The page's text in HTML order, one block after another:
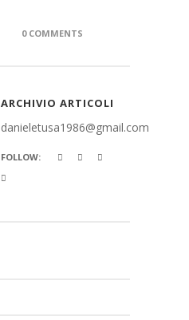
0 COMMENTS
ARCHIVIO ARTICOLI
danieletusa1986@gmail.com
FOLLOW: